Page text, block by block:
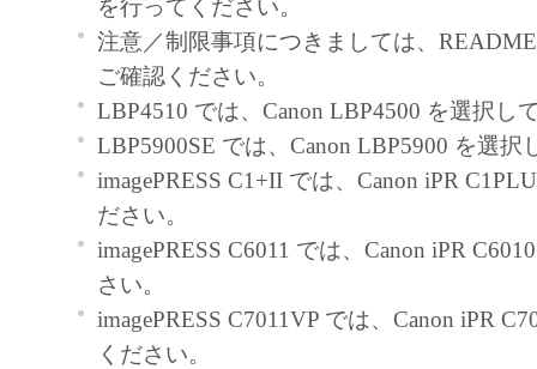
るコンピューターの使用者に本契約書上の
を遵守させるとともに、その履行に関し全
を条件とします。
(2) お客様は、上記(1)に基づいて「本ソフ
するためのバックアップとして、「本ソフ
部、複製することができます。
(3) 上記(1)および(2)に定める場合を除き、
ヤノンのライセンサーのいかなる知的財産
と黙示たるとを問わず、本契約書によって
るいは許諾されるものではありません。
を行ってください。
注意／制限事項につきましては、
ご確認ください。
LBP4510 では、Canon LBP4500 を選択し
LBP5900SE では、Canon LBP5900 を選択
imagePRESS C1+II では、Canon iPR
ださい。
imagePRESS C6011 では、Canon iPR
さい。
imagePRESS C7011VP では、Canon iPR
ください。